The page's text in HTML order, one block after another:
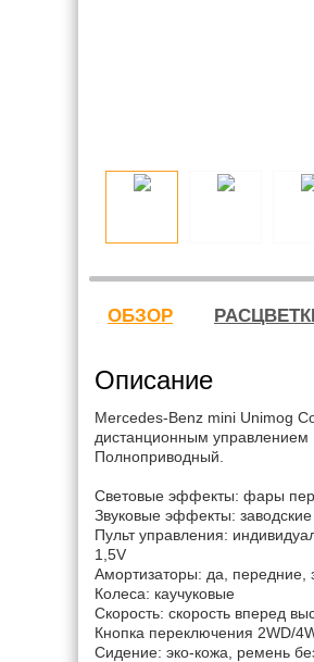
ОБЗОР
Описание
Mercedes-Benz mini Unimog
дистанционным управлением
Полноприводный.
Световые эффекты: фары
Звуковые эффекты:
Пульт управления:
1,5V
Амортизаторы: да, передние,
Колеса: каучуковые
Скорость: скорость вперед
Кнопка переключения 2WD/
Сидение: эко-кожа, ремень